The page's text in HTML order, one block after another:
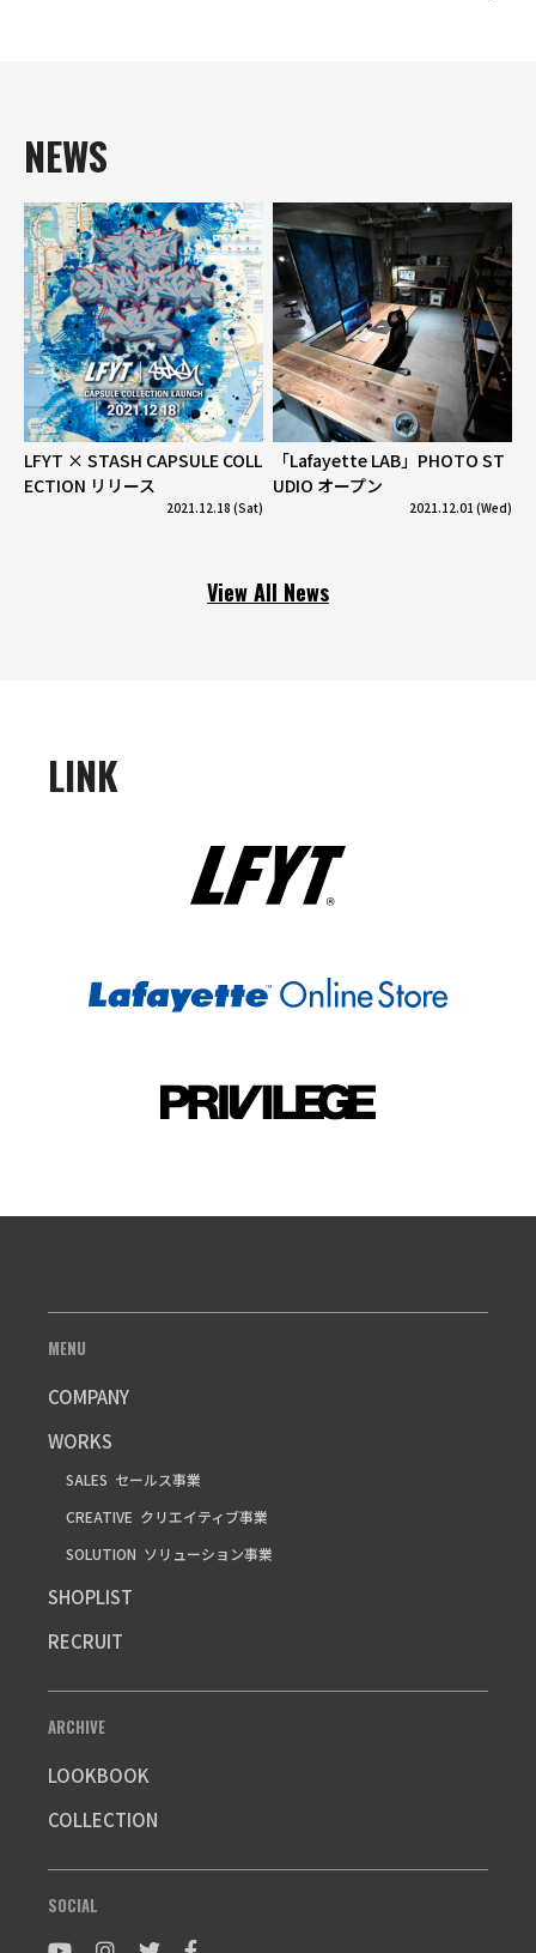
NEWS
LFYT × STASH CAPSULE COLL
ECTION リリース
2021.12.18 (Sat)
「Lafayette LAB」PHOTO ST
UDIO オープン
2021.12.01 (Wed)
View All News
LINK
MENU
COMPANY
WORKS
SALES セールス事業
CREATIVE クリエイティブ事業
SOLUTION ソリューション事業
SHOPLIST
RECRUIT
ARCHIVE
LOOKBOOK
COLLECTION
SOCIAL